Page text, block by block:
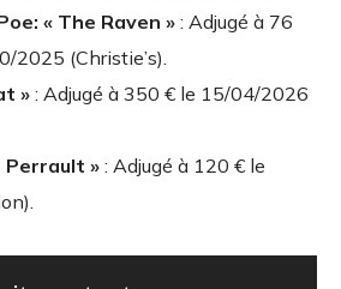
« The Raven » : Adjugé à 76
2025 (Christie’s).
» : Adjugé à 350 € le 15/04/2026
Perrault » : Adjugé à 120 € le